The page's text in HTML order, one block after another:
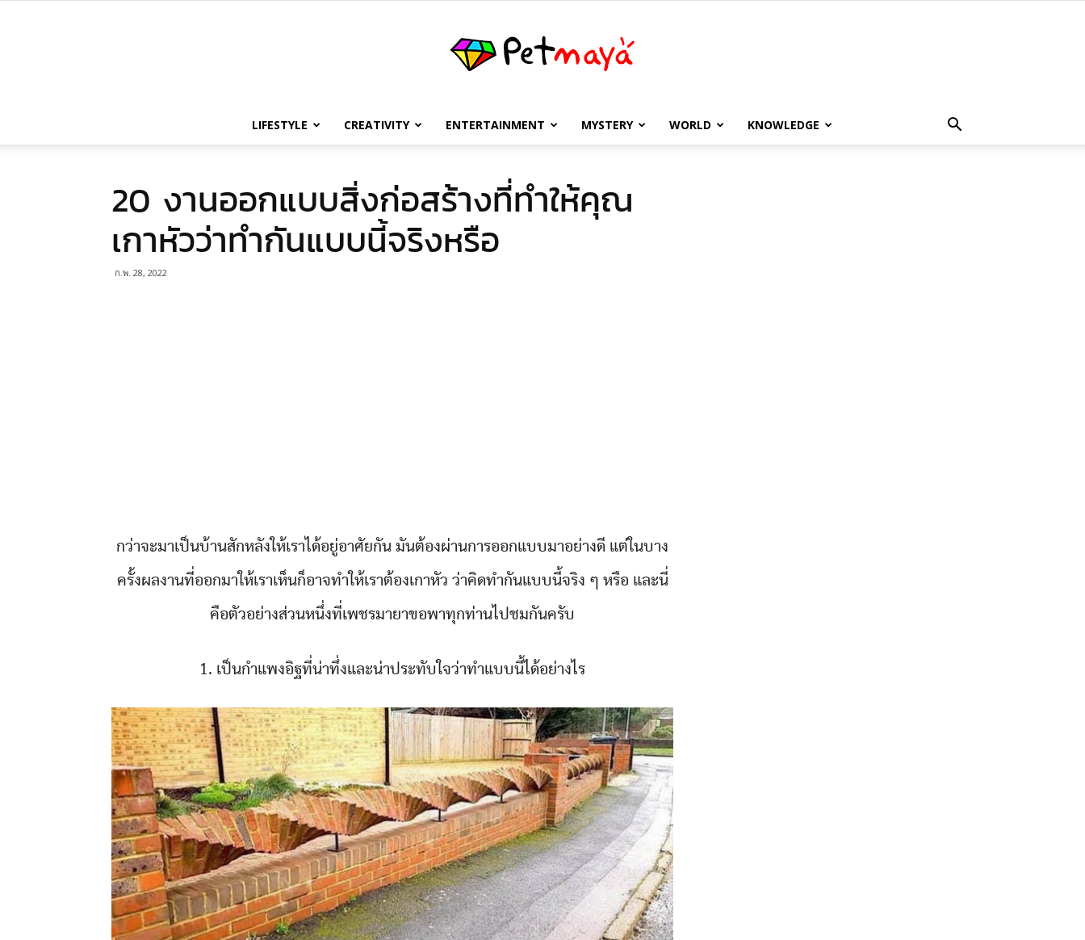
เพชร
LIFESTYLE CREATIVITY ENTERTAINMENT MYSTERY WORLD KNOWLEDGE
20 งานออกแบบสิ่งก่อสร้างที่ทำให้คุณ
เกาหัวว่าทำกันแบบนี้จริงหรือ
ก.พ. 28, 2022
กว่าจะมาเป็นบ้านสักหลังให้เราได้อยู่อาศัยกัน มันต้องผ่านการออกแบบมาอย่างดี แต่ในบาง
ครั้งผลงานที่ออกมาให้เราเห็นก็อาจทำให้เราต้องเกาหัว ว่าคิดทำกันแบบนี้จริง ๆ หรือ และนี่
คือตัวอย่างส่วนหนึ่งที่เพชรมายาขอพาทุกท่านไปชมกันครับ
1. เป็นกำแพงอิฐที่น่าทึ่งและน่าประทับใจว่าทำแบบนี้ได้อย่างไร